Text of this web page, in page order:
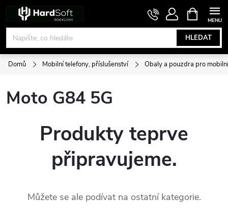
obsah
HLEDAT
NÁKUPNÍ
KOŠÍK
Domů Mobilní telefony, příslušenství Obaly a pouzdra pro
Moto G84 5G
Produkty teprve
připravujeme.
Můžete se ale podívat na ostatní kategorie.